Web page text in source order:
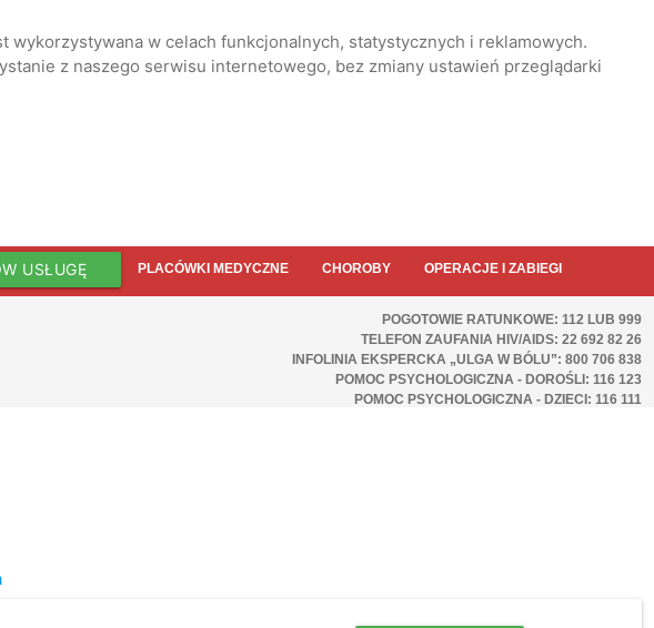
w celach funkcjonalnych, statystycznych i reklamowych.
z naszego serwisu internetowego, bez zmiany ustawień przeglądarki
USŁUGĘ PLACÓWKI MEDYCZNE CHOROBY OPERACJE I ZABIEGI
POGOTOWIE RATUNKOWE: 112 LUB 999
TELEFON ZAUFANIA HIV/AIDS: 22 692 82 26
INFOLINIA EKSPERCKA „ULGA W BÓLU”: 800 706 838
POMOC PSYCHOLOGICZNA - DOROŚLI: 116 123
POMOC PSYCHOLOGICZNA - DZIECI: 116 111